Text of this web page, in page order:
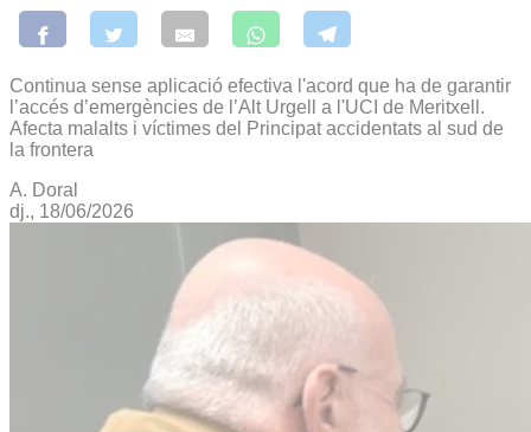
Continua sense aplicació efectiva l'acord que ha de garantir
l’accés d’emergències de l’Alt Urgell a l'UCI de Meritxell.
Afecta malalts i víctimes del Principat accidentats al sud de
la frontera
A. Doral
dj., 18/06/2026